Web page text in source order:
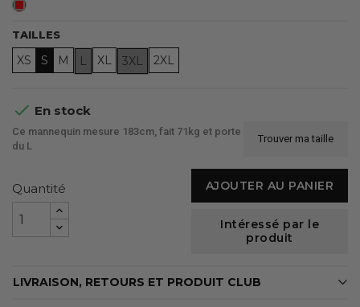
Rouge
TAILLES
XS S M L XL 3XL 2XL
 En stock
Ce mannequin mesure 183cm, fait 71kg et porte
du L
Trouver ma taille
Quantité AJOUTER AU PANIER
Intéressé par le
produit
LIVRAISON, RETOURS ET PRODUIT CLUB